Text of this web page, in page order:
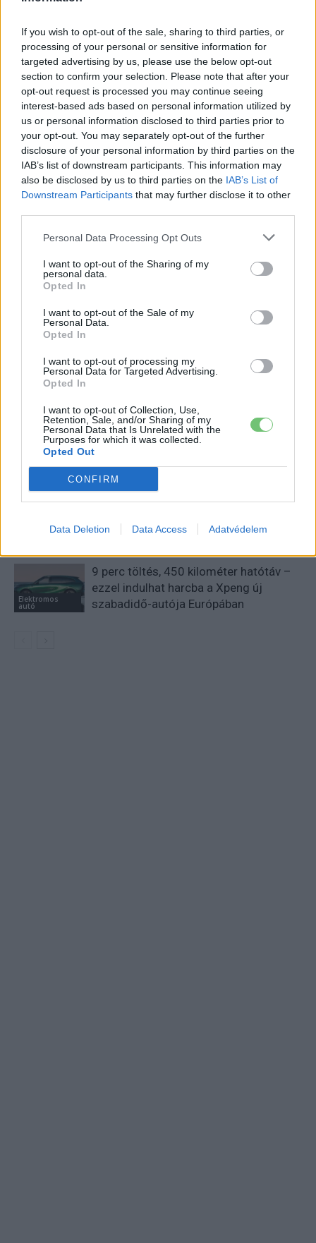
If you wish to opt-out of the sale, sharing to third parties, or
processing of your personal or sensitive information for
targeted advertising by us, please use the below opt-out
section to confirm your selection. Please note that after your
opt-out request is processed you may continue seeing
interest-based ads based on personal information utilized by
us or personal information disclosed to third parties prior to
your opt-out. You may separately opt-out of the further
disclosure of your personal information by third parties on the
IAB’s list of downstream participants. This information may
also be disclosed by us to third parties on the IAB’s List of
Downstream Participants that may further disclose it to other
Personal Data Processing Opt Outs
I want to opt-out of the Sharing of my
personal data.
Opted In
I want to opt-out of the Sale of my
Personal Data.
Opted In
I want to opt-out of processing my
Personal Data for Targeted Advertising.
Opted In
I want to opt-out of Collection, Use,
Retention, Sale, and/or Sharing of my
Personal Data that Is Unrelated with the
Purposes for which it was collected.
Opted Out
CONFIRM
Data Deletion Data Access Adatvédelem
CÍMKÉK akkumulátor Debrecen e-mobilitás
Elektromobilitás
Elektromos autó Magyarország
http://e-cars.hu
Szeretem az elektromos autókat és a modern technológiát!
autó
Kína szigorú határt szabott: legfeljebb
5% lehet a hiba az elektromos autók
akkumulátor-kijelzőjén
Elektromos
A Leapmotor átlépte a 100 ezres
álomhatárt, és lekörözte a Changant
Elektromos
autó
9 perc töltés, 450 kilométer hatótáv –
ezzel indulhat harcba a Xpeng új
szabadidő-autója Európában